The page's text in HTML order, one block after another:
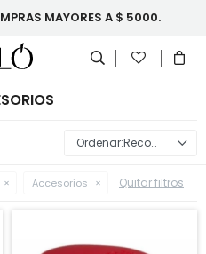
MAYORES A $ 5000.
Recomendados
Accesorios Quitar filtros